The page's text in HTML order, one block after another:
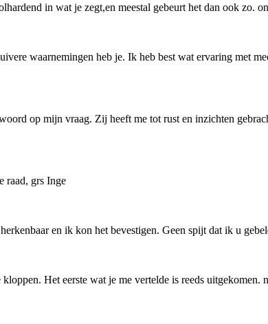
in wat je zegt,en meestal gebeurt het dan ook zo.
waarnemingen heb je. Ik heb best wat ervaring met
op mijn vraag. Zij heeft me tot rust en inzichten
raad, grs Inge
en ik kon het bevestigen. Geen spijt dat ik u
Het eerste wat je me vertelde is reeds